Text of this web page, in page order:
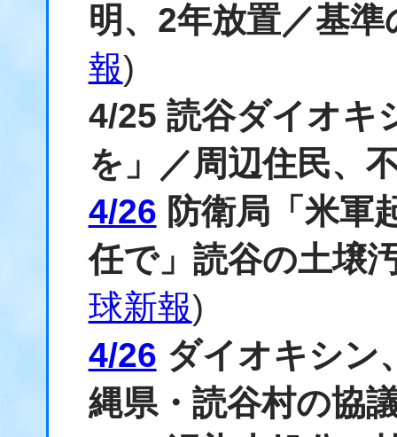
明、2年放置／基
報)
4/25 読谷ダイオキ
を」／周辺住民、
4/26 防衛局「米軍
任で」読谷の土壌
球新報)
4/26 ダイオキシ
縄県・読谷村の協